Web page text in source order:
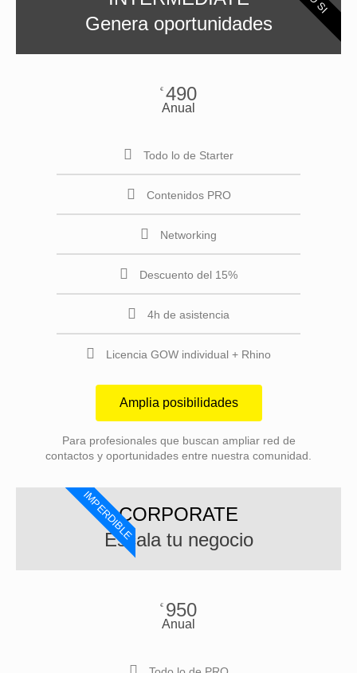
Genera oportunidades
€ 490
Anual
Todo lo de Starter
Contenidos PRO
Networking
Descuento del 15%
4h de asistencia
Licencia GOW individual + Rhino
Amplia posibilidades
Para profesionales que buscan ampliar red de
contactos y oportunidades entre nuestra comunidad.
IMPERDIBLECORPORATE
Escala tu negocio
€ 950
Anual